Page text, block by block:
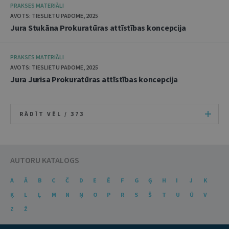
PRAKSES MATERIĀLI
AVOTS: TIESLIETU PADOME, 2025
Jura Stukāna Prokuratūras attīstības koncepcija
PRAKSES MATERIĀLI
AVOTS: TIESLIETU PADOME, 2025
Jura Jurisa Prokuratūras attīstības koncepcija
RĀDĪT VĒL / 373
AUTORU KATALOGS
A Ā B C Č D E Ē F G Ģ H I J
K
Ķ
L Ļ M N Ņ O P R S Š T U Ū
V
Z
Ž